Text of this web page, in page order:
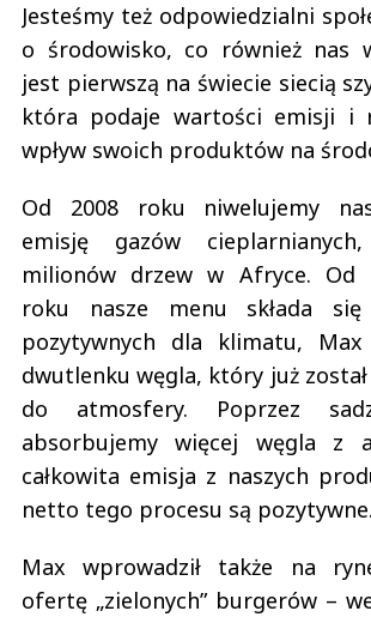
Jesteśmy też odpowiedzialni
o środowisko, co również nas
jest pierwszą na świecie siecią
która podaje wartości emisji i
wpływ swoich produktów na
Od 2008 roku niwelujemy
emisję gazów
milionów drzew w Afryce. Od
roku nasze menu składa
pozytywnych dla klimatu, Max
dwutlenku węgla, który już
do atmosfery. Poprzez
absorbujemy więcej węgla z
całkowita emisja z naszych
netto tego procesu są pozytywne.
Max wprowadził także na
ofertę „zielonych” burgerów –